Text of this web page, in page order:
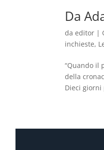
Da
daeditor |
inchieste,
“Quando il
della
Dieci